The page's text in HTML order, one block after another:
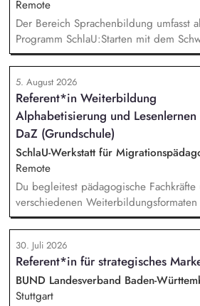
Remote
Der Bereich Sprachenbildung umfasst
Programm SchlaU:Starten mit dem
"Alphabetisierung in DaZ für die
zukünftig weitere auf
mit den Schwerpunkten
rassismuskritisches Deutschlernen von
die Berufliche Bildung. Der Bereich
entwickelt in seinen Projekten dazu
innovative Unterrichtsmaterialien und
Fachkräfte mit daran angeschlossenen
Weiterbildungsangeboten online wie
5. August 2026
Referent*in Weiterbildung
Alphabetisierung und Lesenlernen
DaZ (Grundschule)
SchlaU-Werkstatt für
Remote
Du begleitest pädagogische
verschiedenen Weiterbildungsformaten
Online-Workshops bis hin zu
Online-Selbstlernkurse für unsere
Die inhaltlichen Schwerpunkte liegen
Bereichen Lesen lernen,
Alphabetisierung in der Grundschule.
30. Juli 2026
Referent*in für strategisches
BUND Landesverband Baden-
Stuttgart